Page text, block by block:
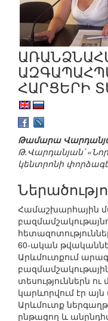
ՀԱՐՑԵՐԻ
Թամարա
Թ.Վարդանյան՝
կենտրոնի
Համաշխարհային
60-ական
Արևմուտքում
տեսություններն ու
կարևորվում էր
Արևմուտք
ընթացող և